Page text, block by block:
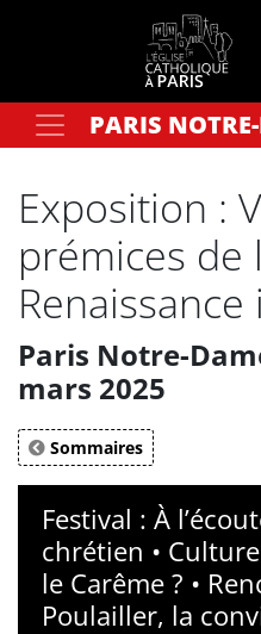
Votre recherche
PARIS
Exposition :
prémices de
Paris Notre-
mars 2025
Sommaires
Festival : À
chrétien •
le Carême ? •
Poulailler, la
Panneau de gestion des